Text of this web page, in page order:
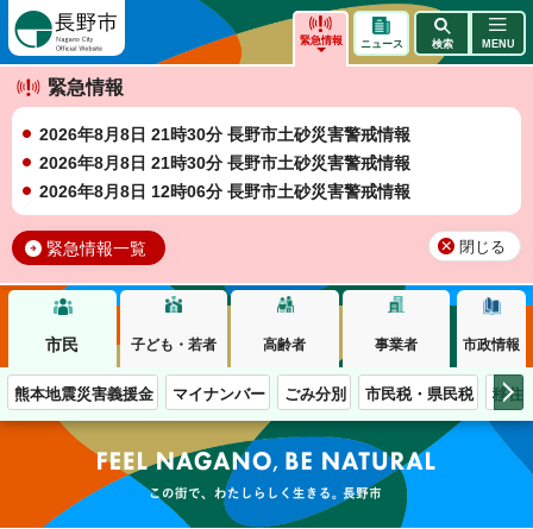
緊急情報
緊急情報
2026年8月8日 21時30分 長野市土砂災害警戒情報
2026年8月8日 21時30分 長野市土砂災害警戒情報
2026年8月8日 12時06分 長野市土砂災害警戒情報
緊急情報一覧 閉じる
ニュース 検索 MENU
市民 子ども・若者 高齢者 事業者 市政情報
熊本地震災害義援金 マイナンバー ごみ分別 市民税・県民税 移住
この街で、わたしらしく生きる。長野市